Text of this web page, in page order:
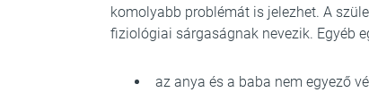
komolyabb problémát is jelezhet. A
fiziológiai sárgaságnak nevezik. Egyéb
az anya és a baba nem egyező